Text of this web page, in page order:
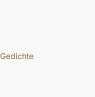
Gedichte